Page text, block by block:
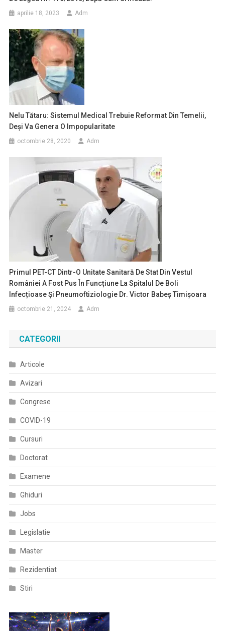
aprilie 18, 2023 Adm
Nelu Tătaru: Sistemul Medical Trebuie Reformat Din Temelii,
Deși Va Genera O Impopularitate
octombrie 28, 2020 Adm
Primul PET-CT Dintr-O Unitate Sanitară De Stat Din Vestul
României A Fost Pus În Funcțiune La Spitalul De Boli
Infecțioase Și Pneumoftiziologie Dr. Victor Babeș Timișoara
octombrie 21, 2024 Adm
CATEGORII
Articole
Avizari
Congrese
COVID-19
Cursuri
Doctorat
Examene
Ghiduri
Jobs
Legislatie
Master
Rezidentiat
Stiri